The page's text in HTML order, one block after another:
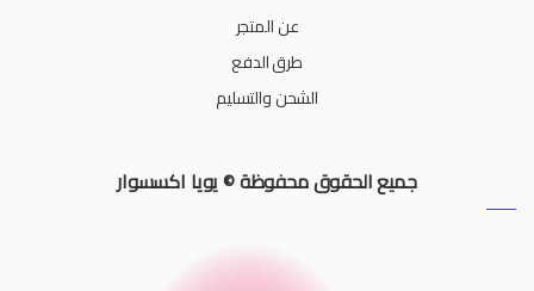
عن المتجر
طرق الدفع
الشحن والتسليم
جميع الحقوق محفوظة © يويا اكسسوار